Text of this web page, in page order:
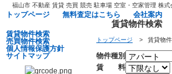
福山市 不動産 賃貸 売買 競売 駐車場 空室・空家管理 株式
ト​ッ​プ​ペ​ー​ジ​ 無​料​査​定​は​こ​ち​ら​ 会​社​案​内​
賃​貸​物​件​検​索​
売​買​物​件​検​索​
個​人​情​報​保​護​方​針​
サ​イ​ト​マ​ッ​プ​
賃貸物件検索
トップページ > 賃貸物
物件種別
賃 料